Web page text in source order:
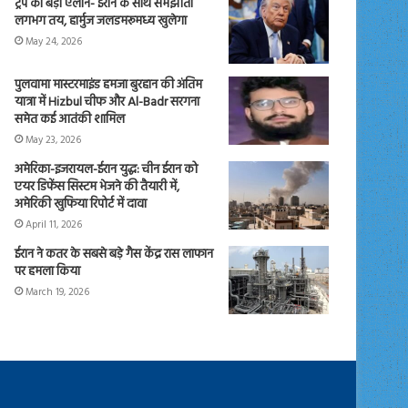
लगभग तय, हार्मुज जलडमरूमध्य खुलेगा
May 24, 2026
पुलवामा मास्टरमाइंड हमजा बुरहान की अंतिम
यात्रा में Hizbul चीफ और Al-Badr सरगना
समेत कई आतंकी शामिल
May 23, 2026
अमेरिका-इजरायल-ईरान युद्ध: चीन ईरान को
एयर डिफेंस सिस्टम भेजने की तैयारी में,
अमेरिकी खुफिया रिपोर्ट में दावा
April 11, 2026
ईरान ने कतर के सबसे बड़े गैस केंद्र रास लाफान
पर हमला किया
March 19, 2026